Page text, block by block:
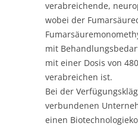
verabreichende,
wobei der
mit
mit einer Dosis von
verabreichen ist.
Bei der
verbundenen
einen